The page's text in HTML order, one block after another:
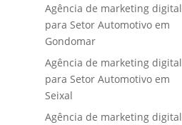
Agência de marketing digital
para Setor Automotivo em
Gondomar
Agência de marketing digital
para Setor Automotivo em
Seixal
Agência de marketing digital